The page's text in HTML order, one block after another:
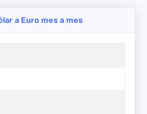
a Euro mes a mes